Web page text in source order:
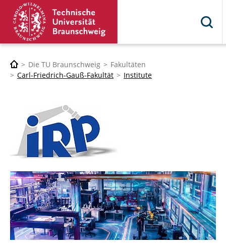
Die TU Braunschweig
Fakultäten
Carl-Friedrich-Gauß-Fakultät
Institute